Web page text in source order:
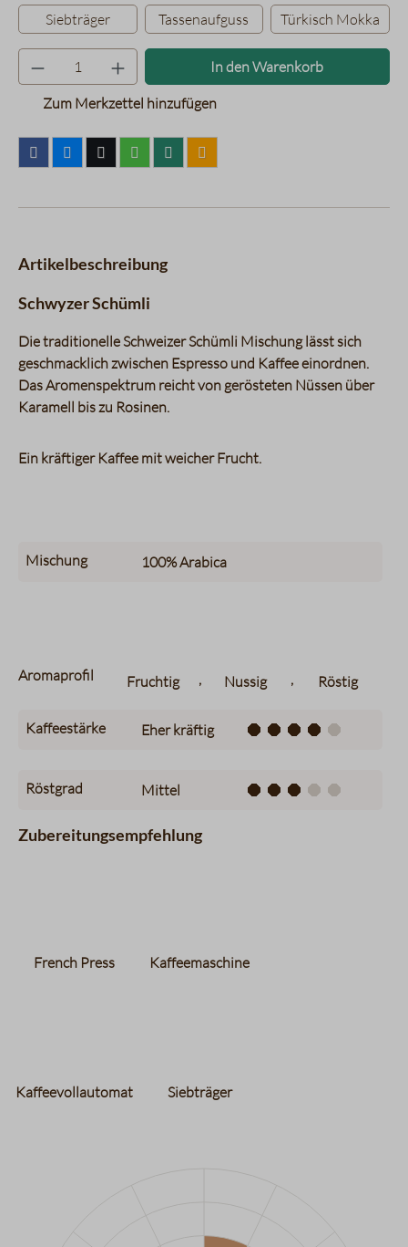
Siebträger
Tassenaufguss Türkisch Mokka
Produkt Anzahl: Gib den
In den Warenkorb
Zum Merkzettel hinzufügen
Artikelbeschreibung
Schwyzer Schümli
Die traditionelle Schweizer Schümli Mischung lässt sich
geschmacklich zwischen Espresso und Kaffee einordnen.
Das Aromenspektrum reicht von gerösteten Nüssen über
Karamell bis zu Rosinen.
Ein kräftiger Kaffee mit weicher Frucht.
Mischung 100%Arabica
Aromaprofil Fruchtig , Nussig , Röstig
Kaffeestärke Eher kräftig
Röstgrad Mittel
Zubereitungsempfehlung
French Press Kaffeemaschine
Kaffeevollautomat Siebträger